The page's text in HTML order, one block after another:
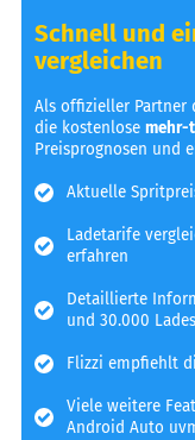
Schnell und
vergleichen
Als offizieller
die kostenlosemehr-
Preisprognosen und
Aktuelle
Ladetarife
erfahren
Detaillierte
und 30.000
Flizzi empfiehlt
Viele weitere
Android Auto